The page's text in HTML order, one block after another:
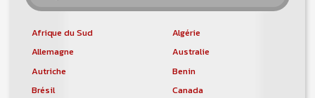
Afrique du Sud
Algérie
Allemagne
Australie
Autriche
Benin
Brésil
Canada